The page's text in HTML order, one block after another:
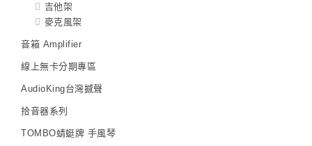
吉他架
麥克風架
音箱 Amplifier
線上無卡分期專區
AudioKing台灣撼聲
拾音器系列
TOMBO蜻蜓牌 手風琴